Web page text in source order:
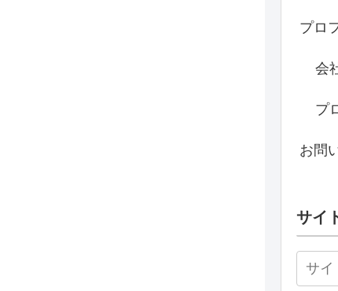
プロ
会
プ
お問
サイ